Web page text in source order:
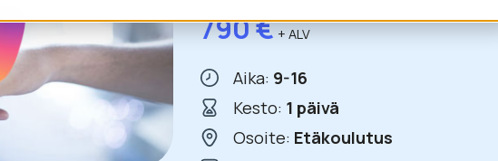
790€ + ALV
Aika: 9-16
Kesto: 1 päivä
Osoite: Etäkoulutus